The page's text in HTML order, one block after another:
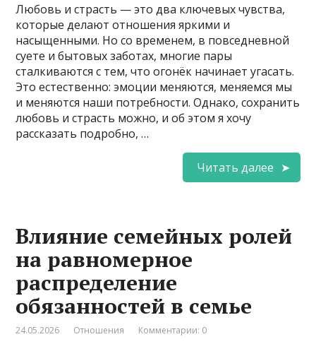
Любовь и страсть — это два ключевых чувства,
которые делают отношения яркими и
насыщенными. Но со временем, в повседневной
суете и бытовых заботах, многие пары
сталкиваются с тем, что огонёк начинает угасать.
Это естественно: эмоции меняются, меняемся мы
и меняются наши потребности. Однако, сохранить
любовь и страсть можно, и об этом я хочу
рассказать подробно, …
Читать далее
Влияние семейных ролей
на равномерное
распределение
обязанностей в семье
24.05.2026 Отношения Комментарии: 0